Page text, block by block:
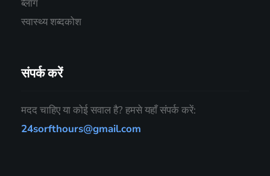
ब्लॉग
स्वास्थ्य शब्दकोश
संपर्क करें
मदद चाहिए या कोई सवाल है? हमसे यहाँ संपर्क करें:
24sorfthours@gmail.com